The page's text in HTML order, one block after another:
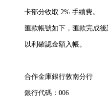
卡部分收取 2% 手續費。
匯款帳號如下，匯款完成
以利確認金額入帳。
合作金庫銀行敦南分行
銀行代碼：006